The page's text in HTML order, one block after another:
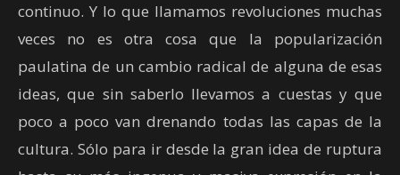
continuo. Y lo que llamamos revoluciones muchas
veces no es otra cosa que la popularización
paulatina de un cambio radical de alguna de esas
ideas, que sin saberlo llevamos a cuestas y que
poco a poco van drenando todas las capas de la
cultura. Sólo para ir desde la gran idea de ruptura